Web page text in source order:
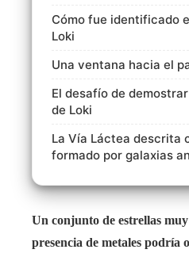
Cómo fue identificado
Loki
Una ventana hacia el
El desafío de
de Loki
La Vía Láctea descrita
formado por galaxias
Un conjunto de estrellas muy
presencia de metales podría